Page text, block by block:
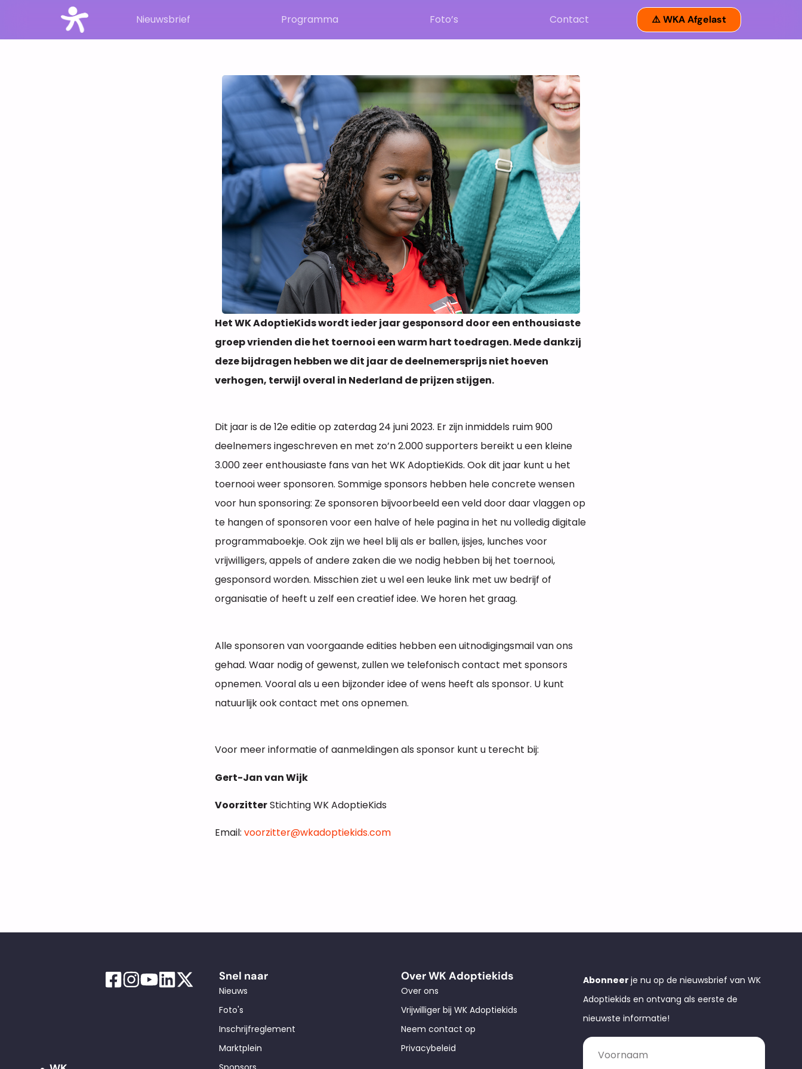
Nieuwsbrief Programma Foto’s Contact ⚠️ WKA Afgelast
Het WK AdoptieKids wordt ieder jaar gesponsord door een enthousiaste
groep vrienden die het toernooi een warm hart toedragen. Mede dankzij
deze bijdragen hebben we dit jaar de deelnemersprijs niet hoeven
verhogen, terwijl overal in Nederland de prijzen stijgen.
Dit jaar is de 12e editie op zaterdag 24 juni 2023. Er zijn inmiddels ruim 900
deelnemers ingeschreven en met zo’n 2.000 supporters bereikt u een kleine
3.000 zeer enthousiaste fans van het WK AdoptieKids. Ook dit jaar kunt u het
toernooi weer sponsoren. Sommige sponsors hebben hele concrete wensen
voor hun sponsoring: Ze sponsoren bijvoorbeeld een veld door daar vlaggen op
te hangen of sponsoren voor een halve of hele pagina in het nu volledig digitale
programmaboekje. Ook zijn we heel blij als er ballen, ijsjes, lunches voor
vrijwilligers, appels of andere zaken die we nodig hebben bij het toernooi,
gesponsord worden. Misschien ziet u wel een leuke link met uw bedrijf of
organisatie of heeft u zelf een creatief idee. We horen het graag.
Alle sponsoren van voorgaande edities hebben een uitnodigingsmail van ons
gehad. Waar nodig of gewenst, zullen we telefonisch contact met sponsors
opnemen. Vooral als u een bijzonder idee of wens heeft als sponsor. U kunt
natuurlijk ook contact met ons opnemen.
Voor meer informatie of aanmeldingen als sponsor kunt u terecht bij:
Gert-Jan van Wijk
VoorzitterStichting WK AdoptieKids
Email: voorzitter@wkadoptiekids.com
Snel naar
Nieuws
Foto's
Inschrijfreglement
Marktplein
Over WK Adoptiekids
Over ons
Vrijwilliger bij WK Adoptiekids
Neem contact op
Privacybeleid
Abonneer je nu op de nieuwsbrief van WK
Adoptiekids en ontvang als eerste de
nieuwste informatie!